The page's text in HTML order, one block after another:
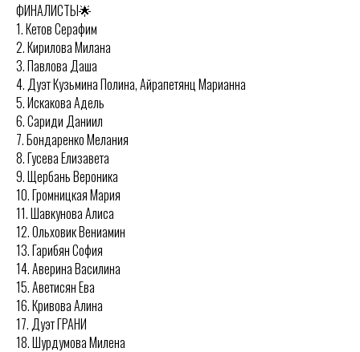
ФИНАЛИСТЫ🌟
1. Кетов Серафим
2. Кирилова Милана
3. Павлова Даша
4. Дуэт Кузьмина Полина, Айрапетянц Марианна
5. Искакова Адель
6. Сариди Даниил
7. Бондаренко Мелания
8. Гусева Елизавета
9. Щербань Вероника
10. Громницкая Мария
11. Шавкунова Алиса
12. Ольховик Вениамин
13. Гарибян София
14. Аверина Василина
15. Аветисян Ева
16. Кривова Алина
17. Дуэт ГРАНИ
18. Шурдумова Милена